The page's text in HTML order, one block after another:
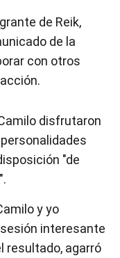
de Reik,
de la
con otros
disfrutaron
"de
y yo
interesante
resultado, agarró